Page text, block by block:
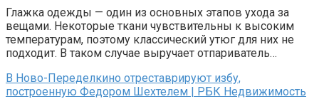
Глажка одежды — один из основных этапов ухода за
вещами. Некоторые ткани чувствительны к высоким
температурам, поэтому классический утюг для них не
подходит. В таком случае выручает отпариватель…
В Ново-Переделкино отреставрируют избу,
построенную Федором Шехтелем | РБК Недвижимость